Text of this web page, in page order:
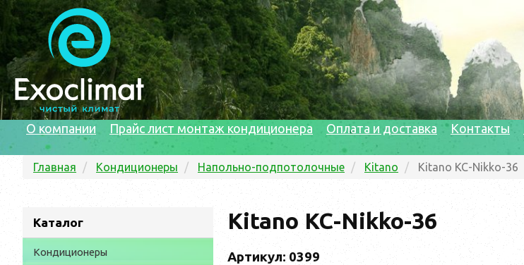
О компании Прайс лист монтаж кондиционера Оплата и доставка Контакты
Главная Кондиционеры Напольно-подпотолочные Kitano Kitano KC-Nikko-36
Каталог
Кондиционеры
Kitano KC-Nikko-36
Артикул: 0399